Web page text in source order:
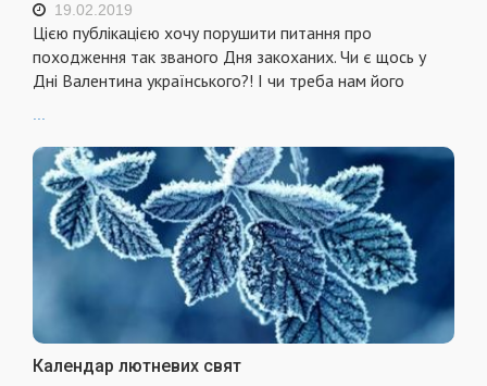
19.02.2019
Цією публікацією хочу порушити питання про
походження так званого Дня закоханих. Чи є щось у
Дні Валентина українського?! І чи треба нам його
...
Календар лютневих свят